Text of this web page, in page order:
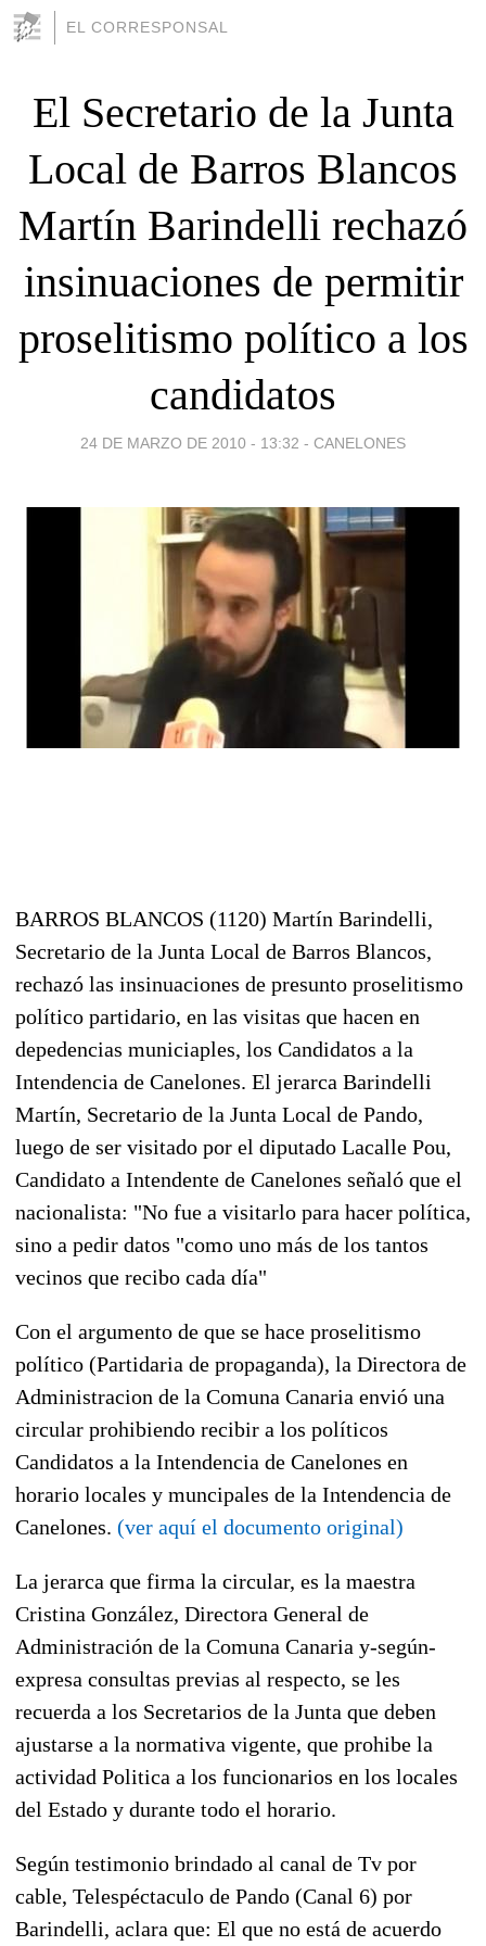
EL CORRESPONSAL
El Secretario de la Junta
Local de Barros Blancos
Martín Barindelli rechazó
insinuaciones de permitir
proselitismo político a los
candidatos
24 DE MARZO DE 2010 - 13:32 - CANELONES
BARROS BLANCOS (1120) Martín Barindelli,
Secretario de la Junta Local de Barros Blancos,
rechazó las insinuaciones de presunto proselitismo
político partidario, en las visitas que hacen en
depedencias municiaples, los Candidatos a la
Intendencia de Canelones. El jerarca Barindelli
Martín, Secretario de la Junta Local de Pando,
luego de ser visitado por el diputado Lacalle Pou,
Candidato a Intendente de Canelones señaló que el
nacionalista: "No fue a visitarlo para hacer política,
sino a pedir datos "como uno más de los tantos
vecinos que recibo cada día"
Con el argumento de que se hace proselitismo
político (Partidaria de propaganda), la Directora de
Administracion de la Comuna Canaria envió una
circular prohibiendo recibir a los políticos
Candidatos a la Intendencia de Canelones en
horario locales y muncipales de la Intendencia de
Canelones. (ver aquí el documento original)
La jerarca que firma la circular, es la maestra
Cristina González, Directora General de
Administración de la Comuna Canaria y-según-
expresa consultas previas al respecto, se les
recuerda a los Secretarios de la Junta que deben
ajustarse a la normativa vigente, que prohibe la
actividad Politica a los funcionarios en los locales
del Estado y durante todo el horario.
Según testimonio brindado al canal de Tv por
cable, Telespéctaculo de Pando (Canal 6) por
Barindelli, aclara que: El que no está de acuerdo